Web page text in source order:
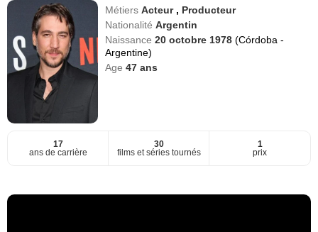
MétiersActeur , Producteur
NationalitéArgentin
Naissance20 octobre 1978(Córdoba -
Argentine)
Age47 ans
17
ans de carrière
30
films et séries tournés
1
prix